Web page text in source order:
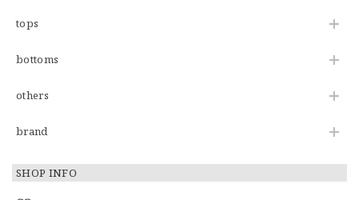
tops
bottoms
others
brand
SHOP INFO